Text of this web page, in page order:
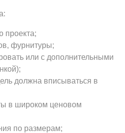
проекта;
фурнитуры;
или с дополнительными
должна вписываться в
в широком ценовом
по размерам;